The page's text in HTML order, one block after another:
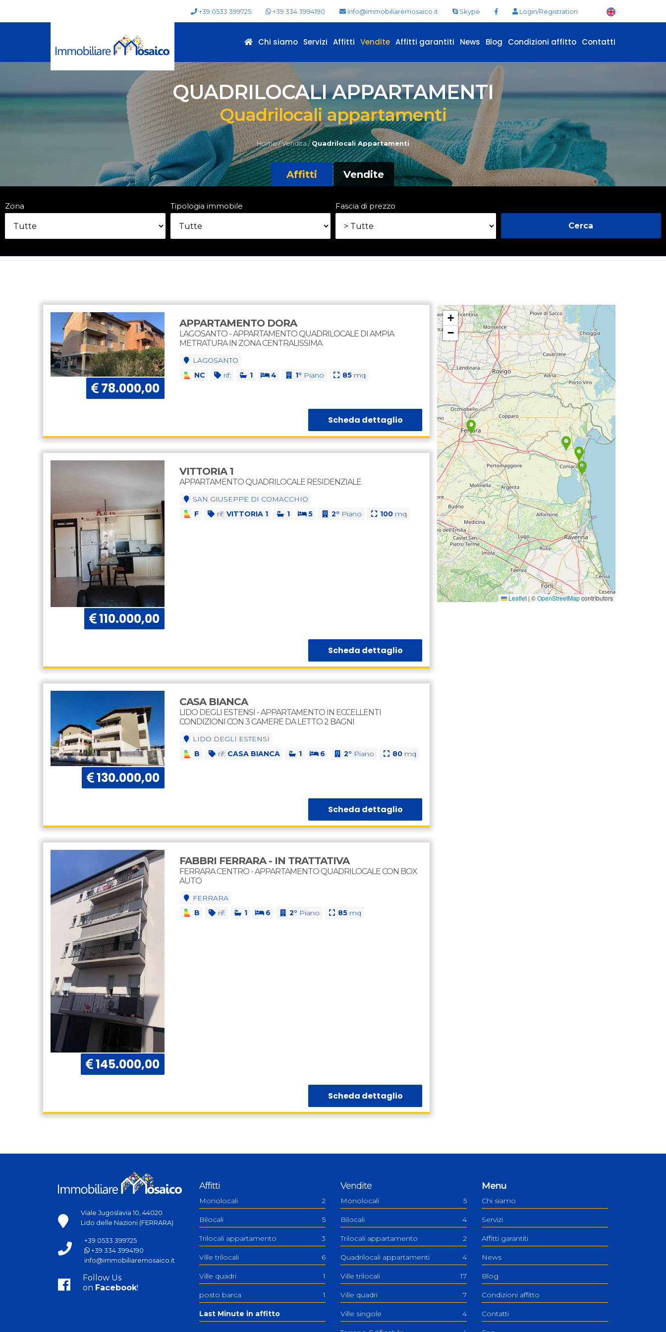
+39 0533 399725 +39 334 3994190 info@immobiliaremosaico.it Skype Login/Registration
Chi siamo Servizi Affitti Vendite Affitti garantiti News Blog Condizioni affitto Contatti
QUADRILOCALI APPARTAMENTI
Quadrilocali appartamenti
Home /Vendita / Quadrilocali Appartamenti
Affitti Vendite
Zona Tipologia immobile Fascia di prezzo
Cerca
78.000,00
APPARTAMENTO DORA
LAGOSANTO - APPARTAMENTO QUADRILOCALE DI AMPIA
METRATURA IN ZONA CENTRALISSIMA
LAGOSANTO
NC
rif: 1 4 1° Piano 85 mq
Scheda dettaglio
110.000,00
VITTORIA 1
APPARTAMENTO QUADRILOCALE RESIDENZIALE
SAN GIUSEPPE DI COMACCHIO
F
rif:VITTORIA 1 1 5 2° Piano 100 mq
Scheda dettaglio
130.000,00
CASA BIANCA
LIDO DEGLI ESTENSI - APPARTAMENTO IN ECCELLENTI
CONDIZIONI CON 3 CAMERE DA LETTO 2 BAGNI
LIDO DEGLI ESTENSI
B
rif: CASA BIANCA 1 6 2° Piano 80 mq
Scheda dettaglio
145.000,00
FABBRI FERRARA - IN TRATTATIVA
FERRARA CENTRO - APPARTAMENTO QUADRILOCALE CON BOX
AUTO
FERRARA
B
rif: 1 6 2° Piano 85 mq
Scheda dettaglio
+
−
Leaflet | ©OpenStreetMapcontributors
Viale Jugoslavia 10, 44020
Lido delle Nazioni (FERRARA)
+39 0533 399725
+39 334 3994190
info@immobiliaremosaico.it
Follow Us
on Facebook!
Affitti
Monolocali 2
Bilocali 5
Trilocali appartamento 3
Ville trilocali 6
Ville quadri 1
posto barca 1
Last Minute in affitto
Vendite
Monolocali 5
Bilocali 4
Trilocali appartamento 2
Quadrilocali appartamenti 4
Ville trilocali 17
Ville quadri 7
Ville singole 4
Menu
Chi siamo
Servizi
Affitti garantiti
News
Blog
Condizioni affitto
Contatti